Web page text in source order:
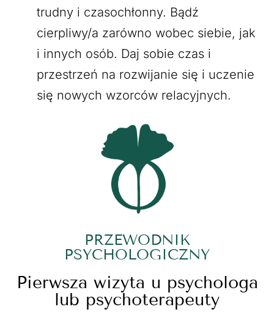
trudny i czasochłonny. Bądź
cierpliwy/a zarówno wobec siebie, jak
i innych osób. Daj sobie czas i
przestrzeń na rozwijanie się i uczenie
się nowych wzorców relacyjnych.
PRZEWODNIK
PSYCHOLOGICZNY
Pierwsza wizyta u psychologa
lub psychoterapeuty